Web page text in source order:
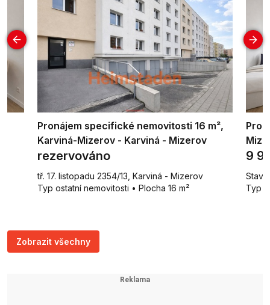
Pronájem specifické nemovitosti 16 m²,
Karviná-Mizerov - Karviná - Mizerov
rezervováno
tř. 17. listopadu 2354/13, Karviná - Mizerov
Typ ostatní nemovitosti • Plocha 16 m²
9
Typ
Zobrazit všechny